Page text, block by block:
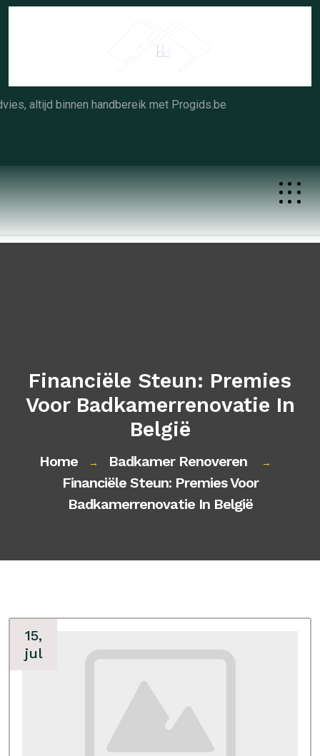
Skip
altijd binnen handbereik met Progids.be
Financiële Steun: Premies
Voor Badkamerrenovatie In
België
Home → Badkamer Renoveren →
Financiële Steun: Premies Voor
Badkamerrenovatie In België
15,
jul